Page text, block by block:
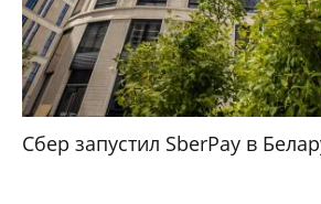
Сбер запустил SberPay в